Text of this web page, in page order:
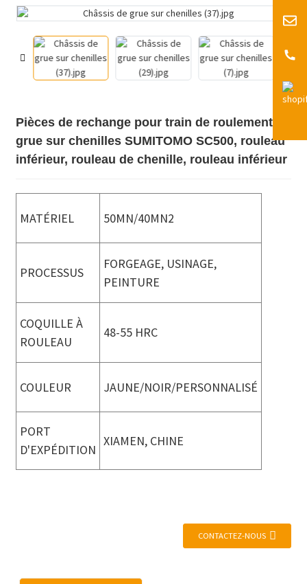
Pièces de rechange pour train de roulement de
grue sur chenilles SUMITOMO SC500, rouleau
inférieur, rouleau de chenille, rouleau inférieur
MATÉRIEL 50MN/40MN2
PROCESSUS
FORGEAGE, USINAGE,
PEINTURE
COQUILLE À
ROULEAU
48-55 HRC
COULEUR JAUNE/NOIR/PERSONNALISÉ
PORT
D'EXPÉDITION
XIAMEN, CHINE
CONTACTEZ-NOUS